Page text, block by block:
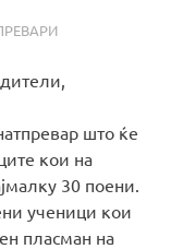
што ќе
кои на
30 поени.
ученици кои
пласман на